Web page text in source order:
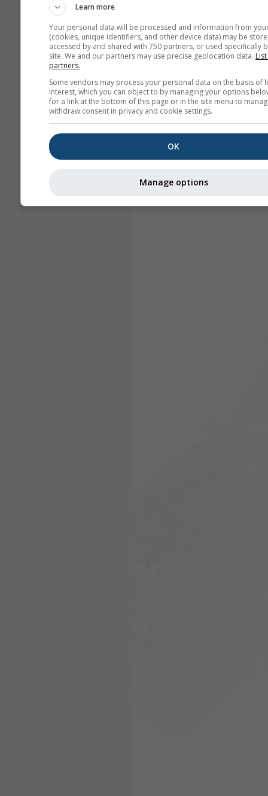
Learn more
Your personal data will be processed and information from
(cookies, unique identifiers, and other device data) may be
accessed by and shared with 750 partners, or used specifically
site. We and our partners may use precise geolocation data.
partners.
Some vendors may process your personal data on the basis of
interest, which you can object to by managing your options
for a link at the bottom of this page or in the site menu to
withdraw consent in privacy and cookie settings.
OK
Manage options